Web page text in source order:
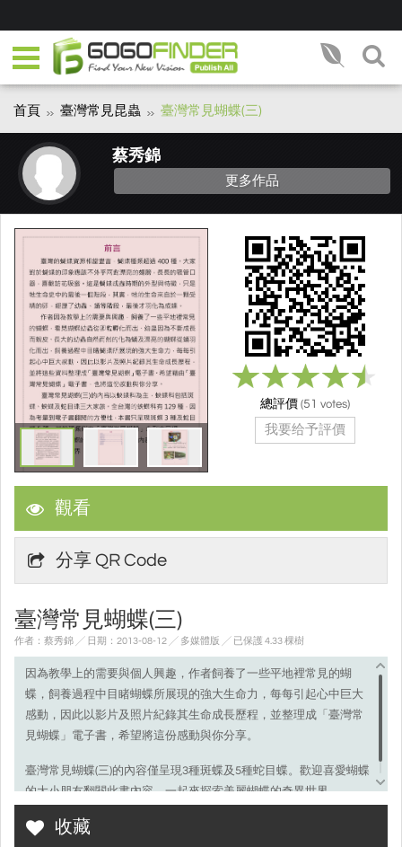
首頁 臺灣常見昆蟲 臺灣常見蝴蝶(三)
蔡秀錦
更多作品
觀看
分享 QR Code
臺灣常見蝴蝶(三)
作者：蔡秀錦 ╱ 日期：2013-08-12 ╱ 多媒體版 ╱ 已保護 4.33 棵樹
因為教學上的需要與個人興趣，作者飼養了一些平地裡常見的蝴
蝶，飼養過程中目睹蝴蝶所展現的強大生命力，每每引起心中巨大
感動，因此以影片及照片紀錄其生命成長歷程，並整理成「臺灣常
見蝴蝶」電子書，希望將這份感動與你分享。
臺灣常見蝴蝶(三)的內容僅呈現3種斑蝶及5種蛇目蝶。歡迎喜愛蝴蝶
的大小朋友翻閱此書內容，一起來探索美麗蝴蝶的奇異世界。
收藏
總評價(51 votes)
我要给予評價